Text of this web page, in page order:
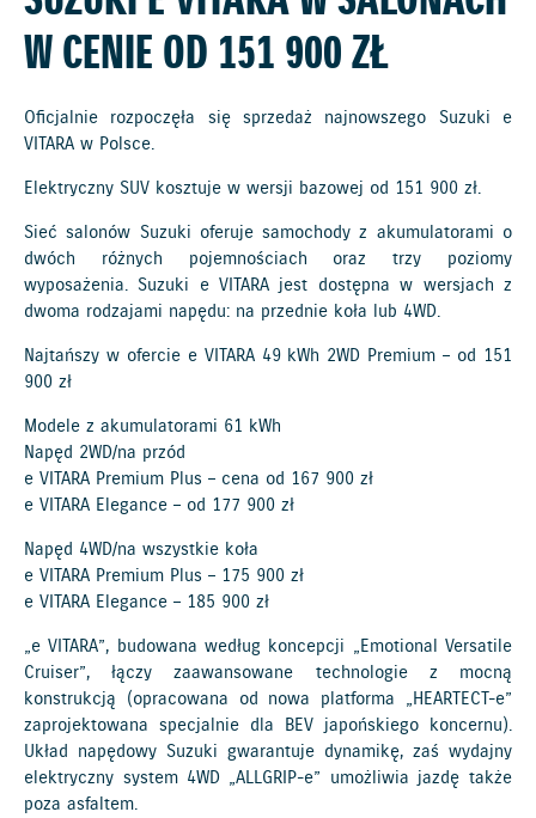
W CENIE OD 151 900 ZŁ
Oficjalnie rozpoczęła się sprzedaż najnowszego Suzuki e
VITARA w Polsce.
Elektryczny SUV kosztuje w wersji bazowej od 151 900 zł.
Sieć salonów Suzuki oferuje samochody z akumulatorami o
dwóch różnych pojemnościach oraz trzy poziomy
wyposażenia. Suzuki e VITARA jest dostępna w wersjach z
dwoma rodzajami napędu: na przednie koła lub 4WD.
Najtańszy w ofercie e VITARA 49 kWh 2WD Premium – od 151
900 zł
Modele z akumulatorami 61 kWh
Napęd 2WD/na przód
e VITARA Premium Plus – cena od 167 900 zł
e VITARA Elegance – od 177 900 zł
Napęd 4WD/na wszystkie koła
e VITARA Premium Plus – 175 900 zł
e VITARA Elegance – 185 900 zł
„e VITARA”, budowana według koncepcji „Emotional Versatile
Cruiser”, łączy zaawansowane technologie z mocną
konstrukcją (opracowana od nowa platforma „HEARTECT-e”
zaprojektowana specjalnie dla BEV japońskiego koncernu).
Układ napędowy Suzuki gwarantuje dynamikę, zaś wydajny
elektryczny system 4WD „ALLGRIP-e” umożliwia jazdę także
poza asfaltem.